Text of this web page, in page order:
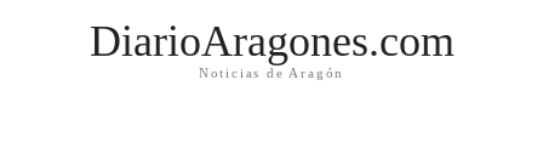
DiarioAragones.com
Noticias de Aragón